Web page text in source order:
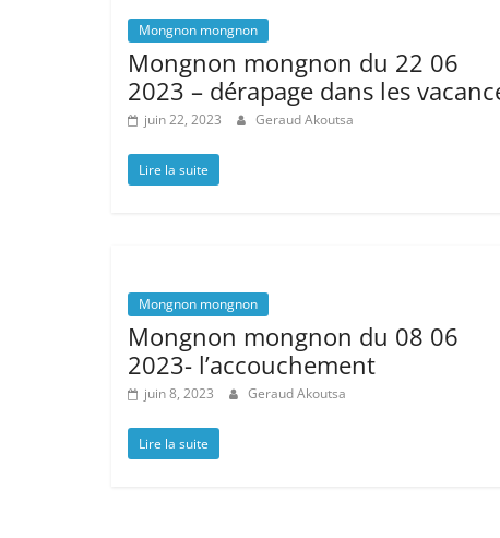
Mongnon mongnon
Mongnon mongnon du 22 06
2023 – dérapage dans les
juin 22, 2023 Geraud Akoutsa
Lire la suite
Mongnon mongnon
Mongnon mongnon du 08 06
2023- l’accouchement
juin 8, 2023 Geraud Akoutsa
Lire la suite